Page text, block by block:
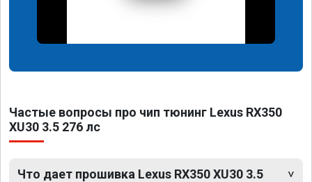
Частые вопросы про чип тюнинг Lexus RX350
XU30 3.5 276 лс
Что дает прошивка Lexus RX350 XU30 3.5